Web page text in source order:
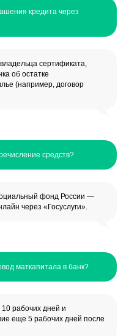
кредита через
сертификата,
об остатке
(например, договор
средств?
фонд России —
через «Госуслуги».
маткапитала в банк?
рабочих дней и
еще 5 рабочих дней после